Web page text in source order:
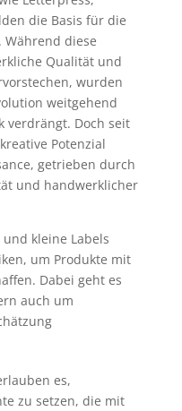
die Basis für die
Während diese
Qualität und
wurden
weitgehend
verdrängt. Doch seit
Potenzial
getrieben durch
und handwerklicher
kleine Labels
um Produkte mit
Dabei geht es
auch um
es,
zu setzen, die mit